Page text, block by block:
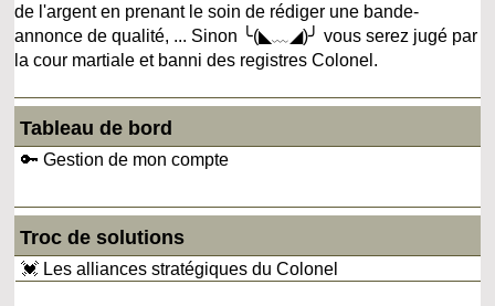
de l'argent en prenant le soin de rédiger une bande-
annonce de qualité, ... Sinon ╰(◣﹏◢)╯ vous serez jugé par
la cour martiale et banni des registres Colonel.
Tableau de bord
🔑 Gestion de mon compte
Troc de solutions
💓 Les alliances stratégiques du Colonel